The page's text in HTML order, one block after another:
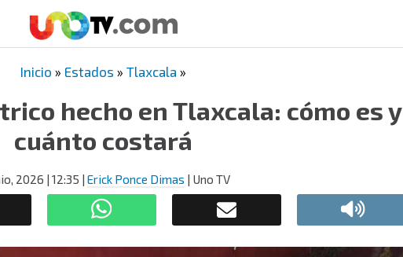
Inicio » Estados » Tlaxcala »
hecho en Tlaxcala: cómo es y
cuánto costará
2026 | 12:35 | Erick Ponce Dimas | Uno TV